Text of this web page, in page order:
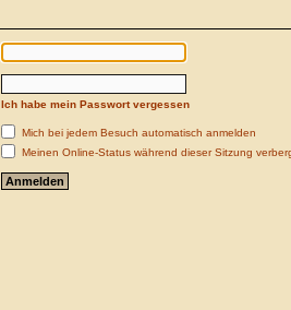
Ich habe mein Passwort vergessen
Mich bei jedem Besuch automatisch anmelden
Meinen Online-Status während dieser Sitzung